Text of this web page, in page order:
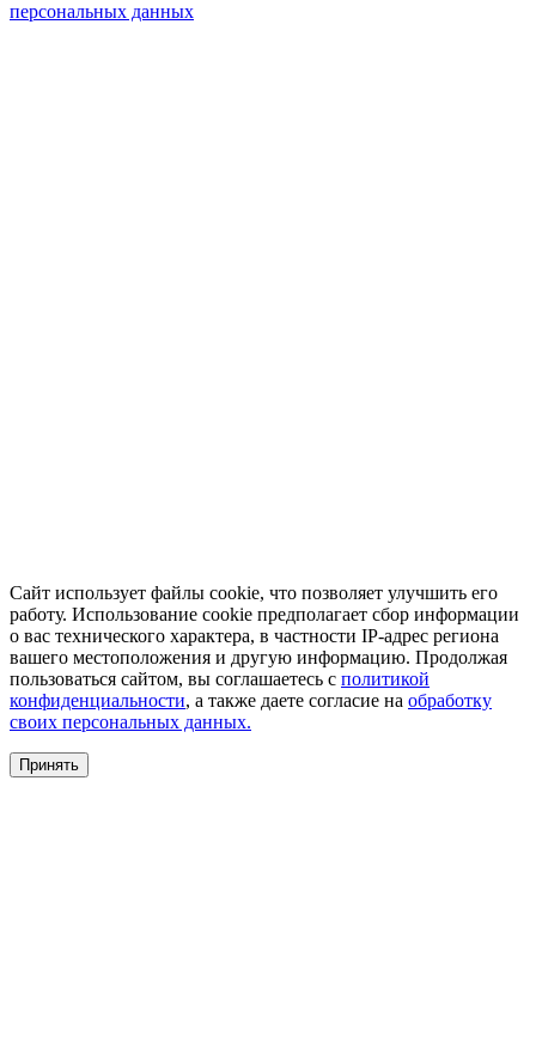
персональных данных
Сайт использует файлы cookie, что позволяет улучшить его
работу. Использование cookie предполагает сбор информации
о вас технического характера, в частности IP-адрес региона
вашего местоположения и другую информацию. Продолжая
пользоваться сайтом, вы соглашаетесь с политикой
конфиденциальности, а также даете согласие на обработку
своих персональных данных.
Принять